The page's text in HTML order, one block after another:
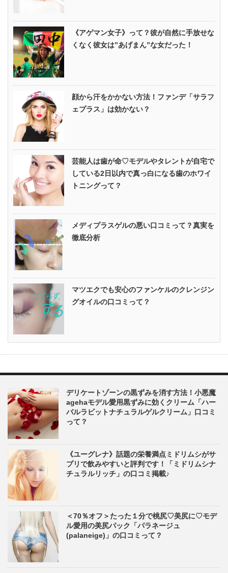
《アゲマン女子》って？彼が自然に手放せな
くなく彼女は”あげまん”な女だった！
顔から汗をかかない方法！ファンデ「サラフ
ェプラス」は効かない？
芸能人は歯が命♡モデルやタレントが自宅で
している2日以内で真っ白になる歯のホワイ
トニングって？
メディプラスゲルの悪い口コミって？真実を
徹底分析
マツエクでも安心のファンケルのクレンジン
グオイルの口コミって？
デリケートゾーンの黒ずみを消す方法！小悪魔
agehaモデル愛用黒ずみに効くクリーム「ハー
バルラビットナチュラルゲルクリーム」口コミ
って？
《ユーグレナ》話題の栄養満点ミドリムシがサ
プリで飲みやすいと評判です！「ミドリムシナ
チュラルリッチ」の口コミ掲載♪
＜70％オフ＞たった１分で桃尻♡美尻に♡モデ
ル愛用の美尻パック「パラネージュ
(palaneige)」の口コミって？